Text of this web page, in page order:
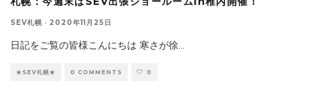
SEV札幌 · 2020年11月25日
日記をご覧の皆様こんにちは 寒さが徐
★SEV札幌★ 0 COMMENTS 0